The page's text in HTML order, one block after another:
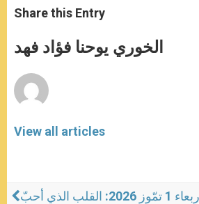
t
s
p
s
e
g
e
e
b
o
k
Share this Entry
الخوري يوحنا فؤاد فهد
View all articles
عناوين نشرة الأربعاء 1 تمّوز 2026: القلب الذي أحبّ